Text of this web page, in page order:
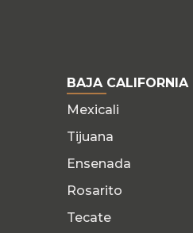
BAJA CALIFORNIA
Mexicali
Tijuana
Ensenada
Rosarito
Tecate